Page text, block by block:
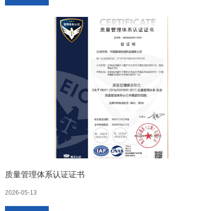
质量管理体系认证证书
2026-05-13